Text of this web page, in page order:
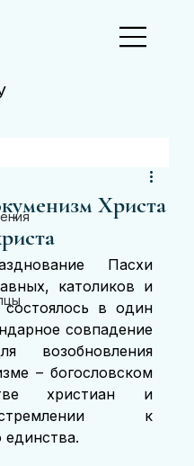
Христа
Пасхи
католиков и
состоялось в один
совпадение
возобновления
– богословском
христиан и
к
единства.